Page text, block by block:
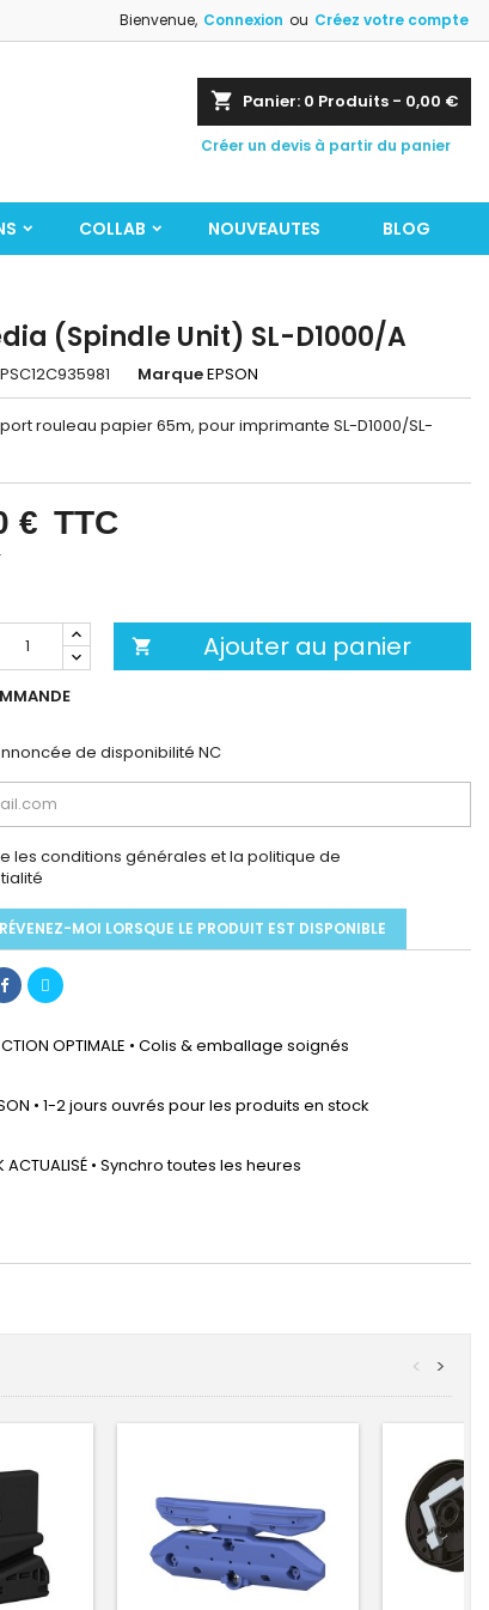
Bienvenue, Connexion ou Créez votre compte
shopping_cart Panier: 0 Produits - 0,00 €
Créer un devis à partir du panier
COLLAB NOUVEAUTES BLOG
(Spindle Unit) SL-D1000/A
MarqueEPSON
rouleau papier 65m, pour imprimante SL-D1000/SL-
€ TTC
 Ajouter au panier
de disponibilité NC
les conditions générales et la politique de
MOI LORSQUE LE PRODUIT EST DISPONIBLE
OPTIMALE • Colis & emballage soignés
• 1-2 jours ouvrés pour les produits en stock
ACTUALISÉ • Synchro toutes les heures
>
<